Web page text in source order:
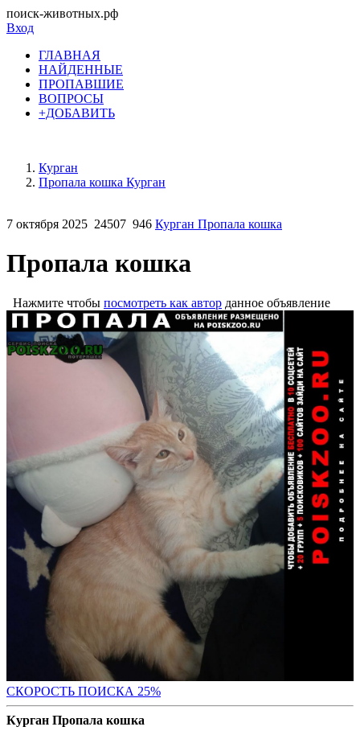
поиск-животных.рф
Вход
ГЛАВНАЯ
НАЙДЕННЫЕ
ПРОПАВШИЕ
ВОПРОСЫ
+ДОБАВИТЬ
Курган
Пропала кошка Курган
7 октября 2025 24507 946 Курган Пропала кошка
Пропала кошка
Нажмите чтобы посмотреть как автор данное объявление
СКОРОСТЬ ПОИСКА 25%
Курган Пропала кошка